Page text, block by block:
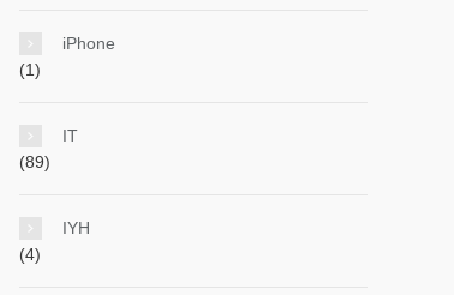
iPhone
(1)
IT
(89)
IYH
(4)